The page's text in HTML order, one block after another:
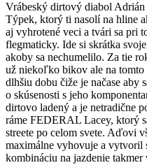
Vrábeský dirtový diabol
Týpek, ktorý ti nasolí na hline
aj vyhrotené veci a tvári sa pri
flegmaticky. Ide si skrátka
akoby sa nechumelilo. Za tie
už niekoľko bikov ale na tomto
dlhšiu dobu čiže je načase aby
o skúsenosti s jeho
dirtovo ladený a je netradične
ráme FEDERAL Lacey, ktorý
streete po celom svete. Aďovi
maximálne vyhovuje a vytvoril
kombináciu na jazdenie